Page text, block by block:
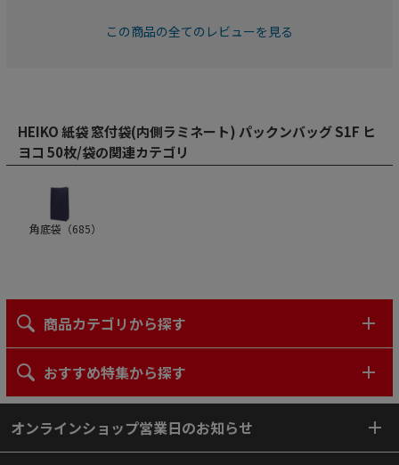
この商品の全てのレビューを見る
HEIKO 紙袋 窓付袋(内側ラミネート) パックンバッグ S1F ヒ
ヨコ 50枚/袋の関連カテゴリ
角底袋（685）
商品カテゴリから探す
おすすめ特集から探す
オンラインショップ営業日のお知らせ